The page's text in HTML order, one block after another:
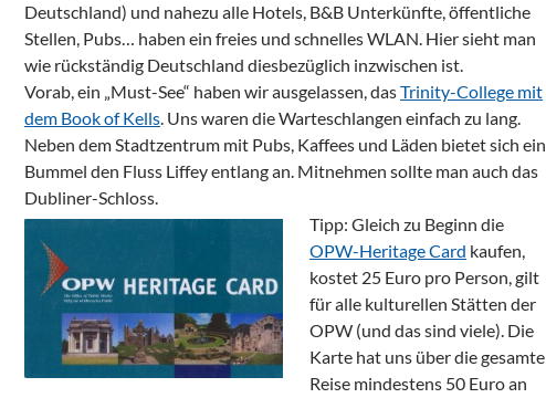
Deutschland) und nahezu alle Hotels, B&B Unterkünfte, öffentliche
Stellen, Pubs… haben ein freies und schnelles WLAN. Hier sieht man
wie rückständig Deutschland diesbezüglich inzwischen ist.
Vorab, ein „Must-See“ haben wir ausgelassen, dasTrinity-College mit
dem Book of Kells. Uns waren die Warteschlangen einfach zu lang.
Neben dem Stadtzentrum mit Pubs, Kaffees und Läden bietet sich ein
Bummel den Fluss Liffey entlang an. Mitnehmen sollte man auch das
Dubliner-Schloss.
Tipp: Gleich zu Beginn die
OPW-Heritage Card kaufen,
kostet 25 Euro pro Person, gilt
für alle kulturellen Stätten der
OPW (und das sind viele). Die
Karte hat uns über die gesamte
Reise mindestens 50 Euro an